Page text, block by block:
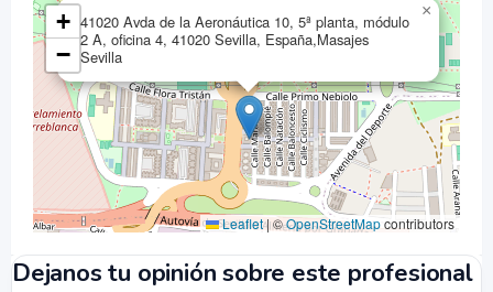
41020 Avda de la Aeronáutica 10, 5ª planta, módulo
2 A, oficina 4, 41020 Sevilla, España,Masajes
Sevilla
×
+
−
Leaflet|©OpenStreetMapcontributors
Dejanos tu opinión sobre este profesional